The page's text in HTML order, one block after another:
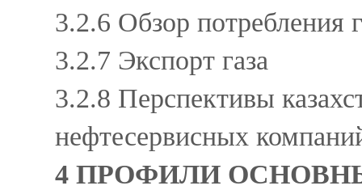
3.2.6 Обзор потребления
3.2.7 Экспорт газа
3.2.8 Перспективы
нефтесервисных
4 ПРОФИЛИ